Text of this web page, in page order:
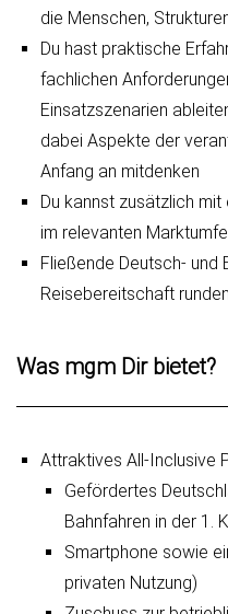
die Menschen,
Du hast praktische
fachlichen
Einsatzszenarien
dabei Aspekte der
Anfang an mitdenken
Du kannst zusätzlich
im relevanten
Fließende Deutsch- und
Reisebereitschaft
Was mgm Dir bietet?
Attraktives All-Inclusive
Gefördertes
Bahnfahren in der 1.
Smartphone sowie
privaten Nutzung)